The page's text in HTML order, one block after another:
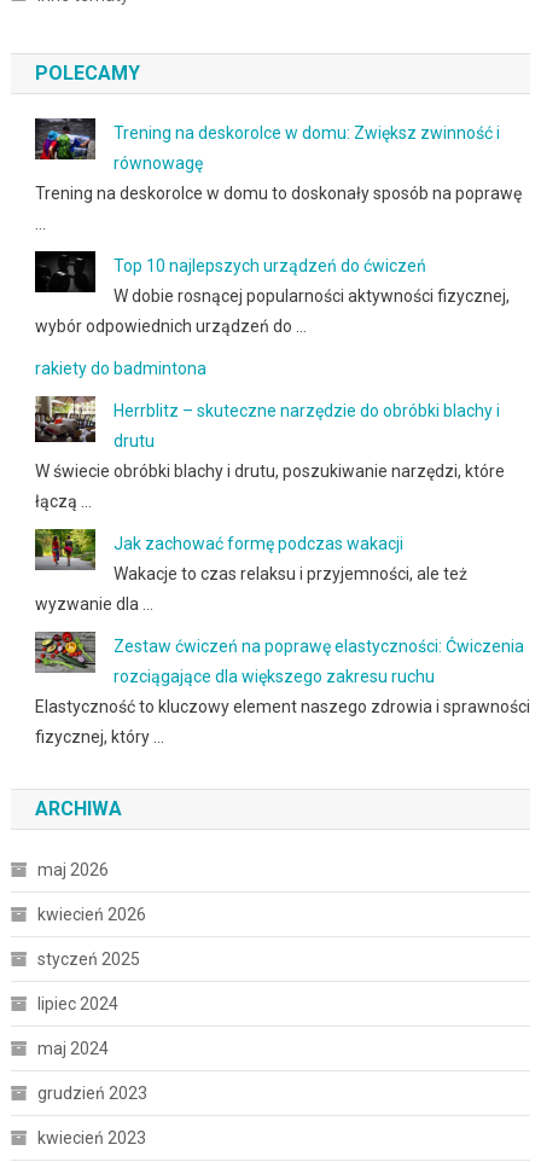
POLECAMY
Trening na deskorolce w domu: Zwiększ zwinność i
równowagę
Trening na deskorolce w domu to doskonały sposób na poprawę
…
Top 10 najlepszych urządzeń do ćwiczeń
W dobie rosnącej popularności aktywności fizycznej,
wybór odpowiednich urządzeń do …
rakiety do badmintona
Herrblitz – skuteczne narzędzie do obróbki blachy i
drutu
W świecie obróbki blachy i drutu, poszukiwanie narzędzi, które
łączą …
Jak zachować formę podczas wakacji
Wakacje to czas relaksu i przyjemności, ale też
wyzwanie dla …
Zestaw ćwiczeń na poprawę elastyczności: Ćwiczenia
rozciągające dla większego zakresu ruchu
Elastyczność to kluczowy element naszego zdrowia i sprawności
fizycznej, który …
ARCHIWA
maj 2026
kwiecień 2026
styczeń 2025
lipiec 2024
maj 2024
grudzień 2023
kwiecień 2023